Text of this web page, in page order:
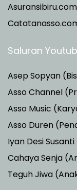
Saluran
Asep Sopyan
Asso Channel
Asso Music
Asso Duren
Iyan Desi
Cahaya Senja
Teguh Jiwa